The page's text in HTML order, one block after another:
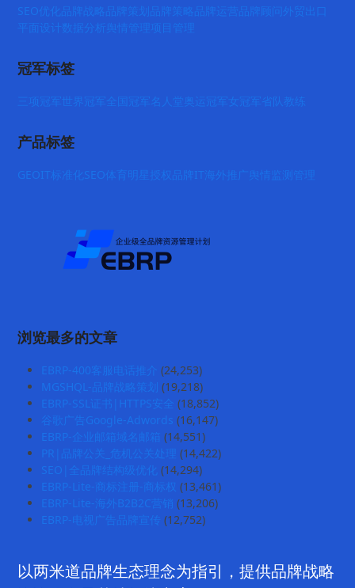
SEO优化 品牌战略 品牌策划 品牌策略 品牌运营 品牌顾问 外贸出口
平面设计数据分析 舆情管理 项目管理
冠军标签
三项冠军世界冠军全国冠军名人堂 奥运冠军 女冠军省队教练
产品标签
GEOIT标准化SEO体育明星授权 品牌IT海外推广 舆情监测管理
浏览最多的文章
EBRP-400客服电话推介 (24,253)
MGSHQL-品牌战略策划
(19,218)
EBRP-SSL证书|HTTPS安全 (18,852)
谷歌广告Google-Adwords (16,147)
EBRP-企业邮箱域名邮箱 (14,551)
PR|品牌公关_危机公关处理
(14,422)
SEO|全品牌结构级优化 (14,294)
EBRP-Lite-商标注册-商标权 (13,461)
EBRP-Lite-海外B2B2C营销 (13,206)
EBRP-电视广告品牌宣传 (12,752)
以两米道品牌生态理念为指引，提供品牌战略